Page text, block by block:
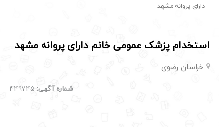
دارای پروانه مشهد
استخدام پزشک عمومی خانم دارای پروانه مشهد
خراسان رضوی
شماره آگهی: 449745